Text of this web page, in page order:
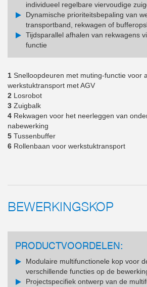
individueel regelbare viervoudige
Dynamische prioriteitsbepaling van
transportband, rekwagen of
Tijdsparallel afhalen van rekwagens
functie
1 Snelloopdeuren met muting-functie voor
werkstuktransport met AGV
2 Losrobot
3 Zuigbalk
4 Rekwagen voor het neerleggen van
nabewerking
5 Tussenbuffer
6 Rollenbaan voor werkstuktransport
BEWERKINGSKOP
PRODUCTVOORDELEN:
Modulaire multifunctionele kop voor
verschillende functies op de
Projectspecifiek ontwerp van de